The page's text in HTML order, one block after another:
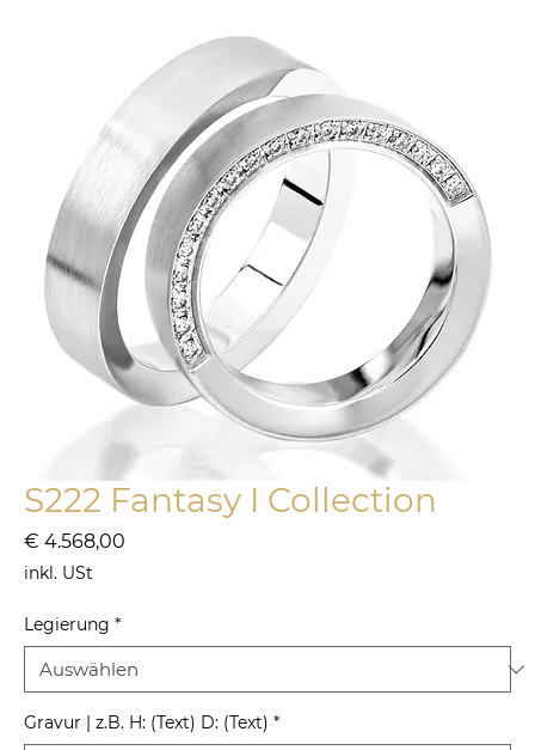
S222 Fantasy I Collection
€ 4.568,00
inkl. USt
Legierung *
Gravur | z.B. H: (Text) D: (Text) *